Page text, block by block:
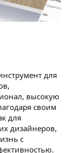
для
высокую
своим
для
дизайнеров,
с